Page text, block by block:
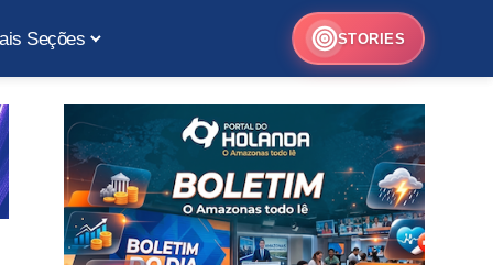
Seções STORIES